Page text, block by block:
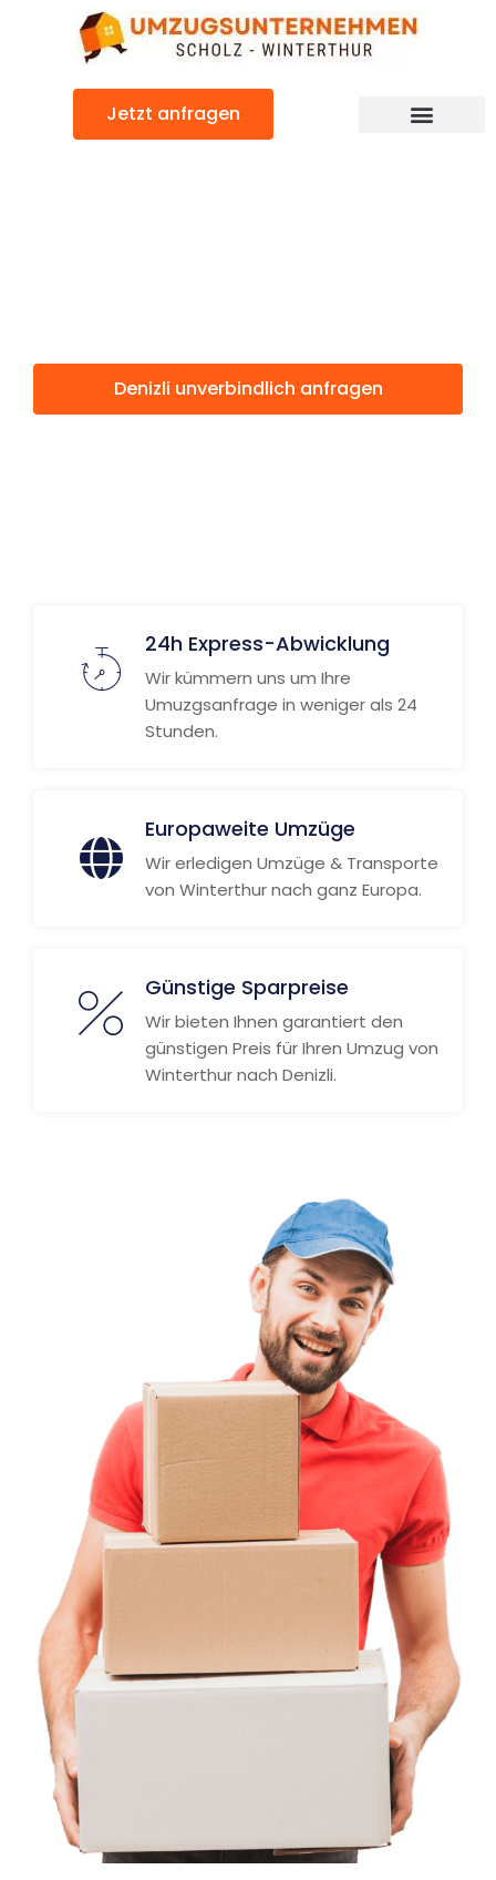
Jetzt anfragen
Denizli unverbindlich anfragen
24h Express-Abwicklung
Wir kümmern uns um Ihre
Umuzgsanfrage in weniger als 24
Stunden.
Europaweite Umzüge
Wir erledigen Umzüge & Transporte
von Winterthur nach ganz Europa.
Günstige Sparpreise
Wir bieten Ihnen garantiert den
günstigen Preis für Ihren Umzug von
Winterthur nach Denizli.